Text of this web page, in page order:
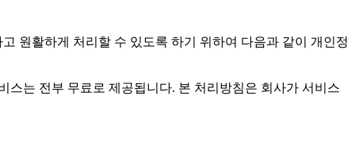
원활하게 처리할 수 있도록 하기 위하여 다음과 같이 개인정
스는 전부 무료로 제공됩니다. 본 처리방침은 회사가 서비스